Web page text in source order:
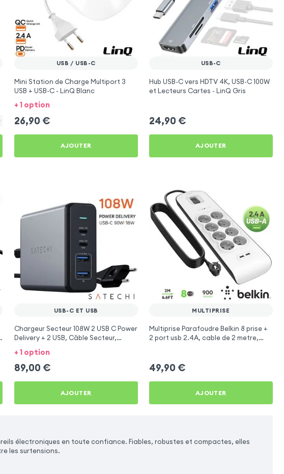
USB / USB-C
Mini Station de Charge Multiport 3
USB + USB-C - LinQ Blanc
+ 1 option
26,90 €
AJOUTER
USB-C
Hub USB-C vers HDTV 4K, USB-C 100W
et Lecteurs Cartes - LinQ Gris
24,90 €
AJOUTER
USB-C ET USB
Chargeur Secteur 108W 2 USB C Power
Delivery + 2 USB, Câble Secteur,
Satechi - Gris
+ 1 option
89,00 €
AJOUTER
MULTIPRISE
Multiprise Parafoudre Belkin 8 prise +
2 port usb 2.4A, cable de 2 metre,
49,90 €
AJOUTER
électroniques en toute confiance. Fiables, robustes et compactes, elles
les surtensions.